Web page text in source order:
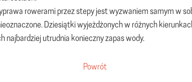
rowerami przez stepy jest wyzwaniem samym w
Dziesiątki wyjeżdżonych w różnych
utrudnia konieczny zapas wody.
Powrót